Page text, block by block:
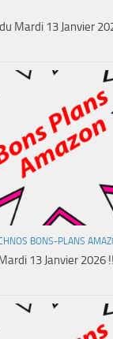
Mardi 13 Janvier
BONS-PLANS
13 Janvier 2026